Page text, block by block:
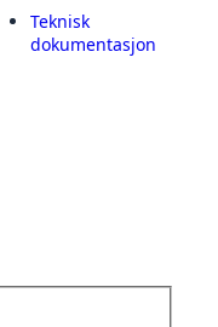
Teknisk
dokumentasjon